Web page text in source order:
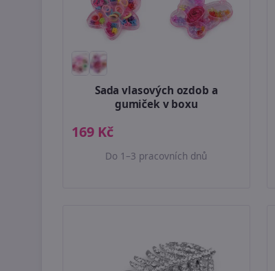
Sada vlasových ozdob a
gumiček v boxu
169 Kč
Do 1–3 pracovních dnů